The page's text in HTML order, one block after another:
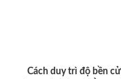
Cách duy trì độ bền